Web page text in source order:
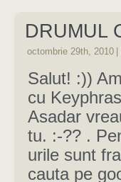
DRUMUL
octombrie 29th, 2010
Salut! :))
cu
Asadar
tu. :-?? .
urile sunt
cauta pe